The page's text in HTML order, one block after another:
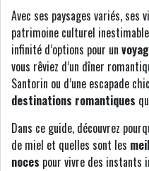
Avec ses paysages variés, ses
patrimoine culturel
infinité d’options pour un
vous rêviez d’un dîner
Santorin ou d’une escapade
destinations romantiques
Dans ce guide, découvrez
de miel et quelles sont les
noces pour vivre des instants